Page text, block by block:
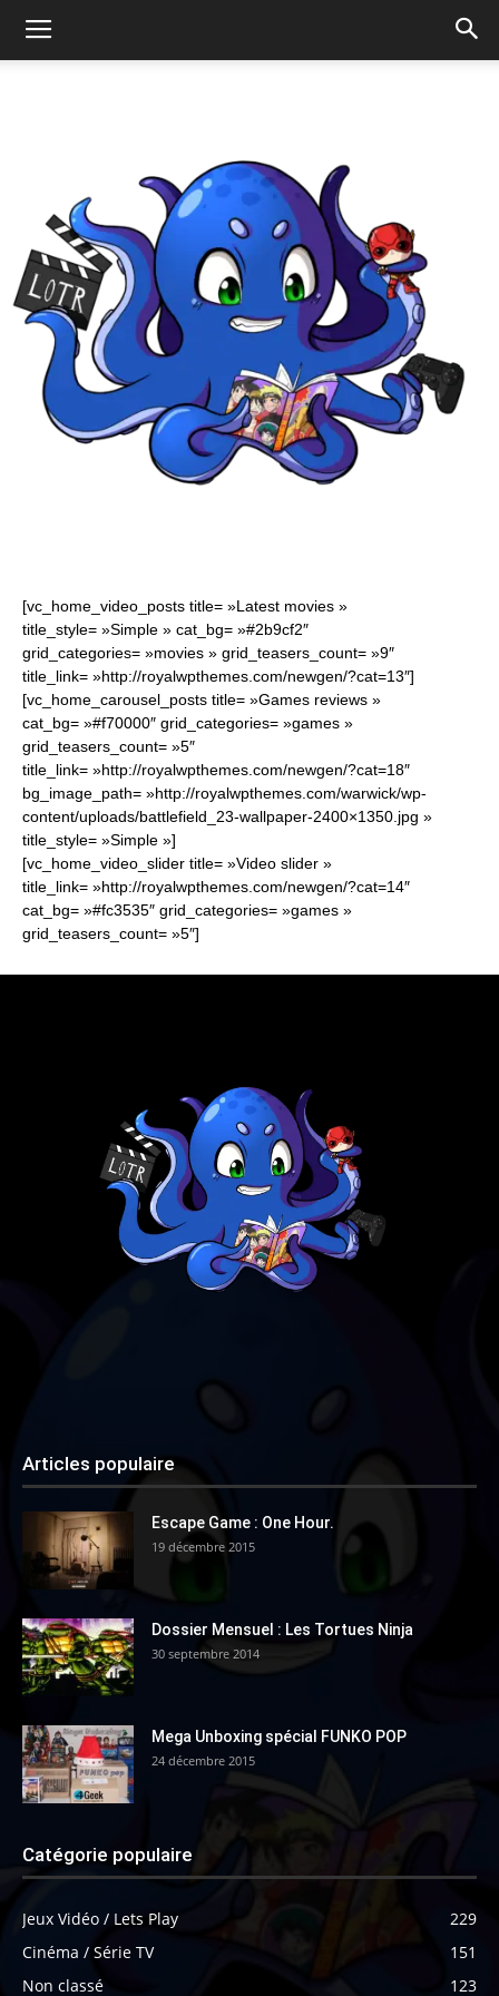
Quatregeek
[vc_home_video_posts title= »Latest movies »
title_style= »Simple » cat_bg= »#2b9cf2″
grid_categories= »movies » grid_teasers_count= »9″
title_link= »http://royalwpthemes.com/newgen/?cat=13″]
[vc_home_carousel_posts title= »Games reviews »
cat_bg= »#f70000″ grid_categories= »games »
grid_teasers_count= »5″
title_link= »http://royalwpthemes.com/newgen/?cat=18″
bg_image_path= »http://royalwpthemes.com/warwick/wp-
content/uploads/battlefield_23-wallpaper-2400×1350.jpg »
title_style= »Simple »]
[vc_home_video_slider title= »Video slider »
title_link= »http://royalwpthemes.com/newgen/?cat=14″
cat_bg= »#fc3535″ grid_categories= »games »
grid_teasers_count= »5″]
Articles populaire
Escape Game : One Hour.
19 décembre 2015
Dossier Mensuel : Les Tortues Ninja
30 septembre 2014
Mega Unboxing spécial FUNKO POP
24 décembre 2015
Catégorie populaire
Jeux Vidéo / Lets Play
229
Cinéma / Série TV
151
Non classé
123